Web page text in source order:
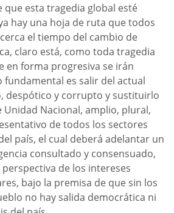
que esta tragedia global esté
hay una hoja de ruta que todos
el tiempo del cambio de
claro está, como toda tragedia
en forma progresiva se irán
fundamental es salir del actual
despótico y corrupto y sustituirlo
Nacional, amplio, plural,
de todos los sectores
país, el cual deberá adelantar un
consultado y consensuado,
de los intereses
bajo la premisa de que sin los
no hay salida democrática ni